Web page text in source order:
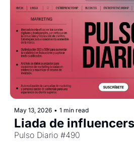
May 13, 2026 • 1 min read
Liada de
Pulso Diario #490